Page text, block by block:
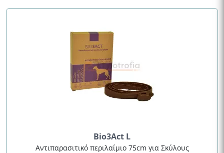
Bio3Act L
Αντιπαρασιτικό περιλαίμιο 75cm για Σκύλους